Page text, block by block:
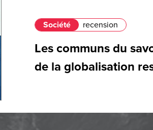
Société recension
Les communs du
de la globalisation